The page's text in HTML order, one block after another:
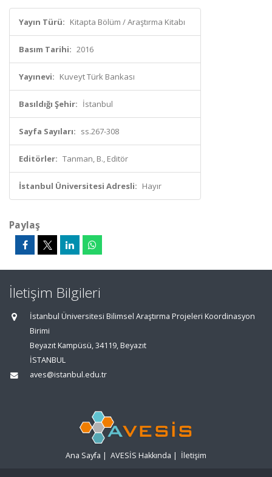
Yayın Türü: Kitapta Bölüm / Araştırma Kitabı
Basım Tarihi: 2016
Yayınevi: Kuveyt Türk Bankası
Basıldığı Şehir: İstanbul
Sayfa Sayıları: ss.267-308
Editörler: Tanman, B., Editör
İstanbul Üniversitesi Adresli: Hayır
Paylaş
İletişim Bilgileri
İstanbul Üniversitesi Bilimsel Araştırma Projeleri Koordinasyon
Birimi
Beyazıt Kampüsü, 34119, Beyazıt
İSTANBUL
aves@istanbul.edu.tr
Ana Sayfa | AVESİS Hakkında | İletişim